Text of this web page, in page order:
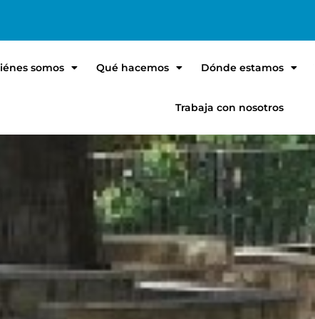
somos Qué hacemos Dónde estamos
Trabaja con nosotros